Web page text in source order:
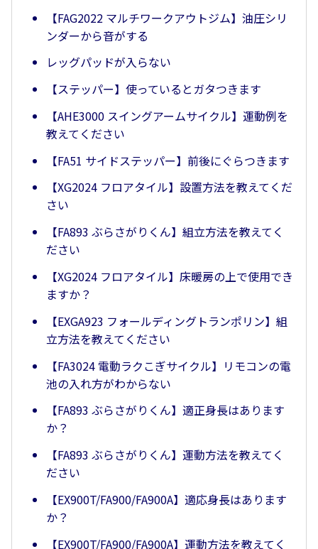
【FAG2022 マルチワークアウトジム】油圧シリ
ンダーから音がする
レッグパッドが入らない
【ステッパー】使っているとガタつきます
【AHE3000 スイングアームサイクル】運動例を
教えてください
【FA51 サイドステッパー】前後にぐらつきます
【XG2024 フロアタイル】設置方法を教えてくだ
さい
【FA893 ぶらさがりくん】組立方法を教えてく
ださい
【XG2024 フロアタイル】床暖房の上で使用でき
ますか？
【EXGA923 フォールディングトランポリン】組
立方法を教えてください
【FA3024 電動ラクこぎサイクル】リモコンの電
池の入れ方がわからない
【FA893 ぶらさがりくん】適正身長はあります
か？
【FA893 ぶらさがりくん】運動方法を教えてく
ださい
【EX900T/FA900/FA900A】適応身長はあります
か？
【EX900T/FA900/FA900A】運動方法を教えてく